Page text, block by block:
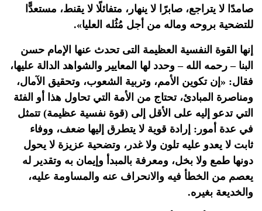
صامدًا لا يتراجع، صابرًا لا ينهار، متفائلًا لا يقنط، مستعدًّا
للتضحية بروحه وماله من أجل مُثُله العليا».
إنها القوة النفسية العظيمة التى تحدث عنها الإمام حسن
البنا – رحمه الله – وحدد لها المعايير والشواهد الدالة عليها،
فقال: «إن تكوين الأمم، وتربية الشعوب، وتحقيق الآمال،
ومناصرة المبادئ، تحتاج من الأمة التي تحاول هذا أو الفئة
التي تدعو إليه على الأقل إلى (قوة نفسية عظيمة) تتمثل
في عدة أمور: إرادة قوية لا يتطرق إليها ضعف، ووفاء
ثابت لا يعدو عليه تلون ولا غدر، وتضحية عزيزة لا يحول
دونها طمع ولا بخل، ومعرفة بالمبدأ وإيمان به وتقدير له
يعصم من الخطأ فيه والانحراف عنه والمساومة عليه،
والخديعة بغيره.